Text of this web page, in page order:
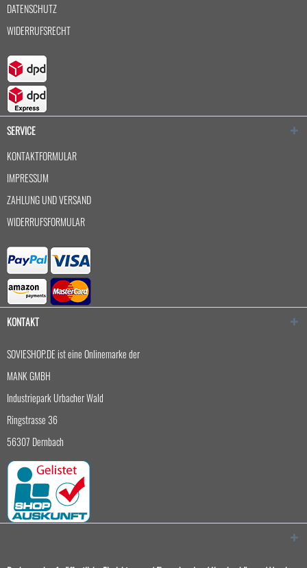
DATENSCHUTZ
WIDERRUFSRECHT
SERVICE
KONTAKTFORMULAR
IMPRESSUM
ZAHLUNG UND VERSAND
WIDERRUFSFORMULAR
KONTAKT
SOVIESHOP.DE ist eine Onlinemarke der
MANK GMBH
Industriepark Urbacher Wald
Ringstrasse 36
56307 Dernbach